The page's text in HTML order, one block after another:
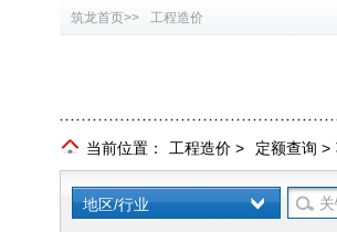
筑龙首页>> 工程造价
当前位置： 工程造价 > 定额查询 >
地区/行业